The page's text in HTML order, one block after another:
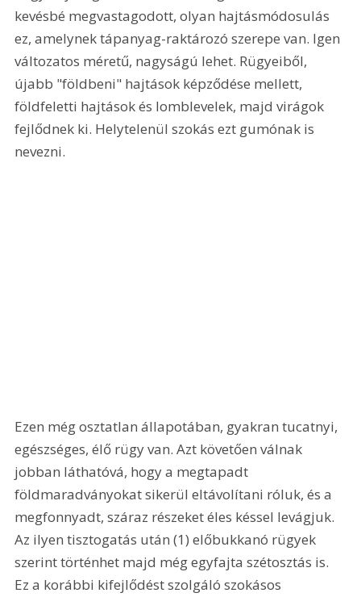
kevésbé megvastagodott, olyan hajtásmódosulás
ez, amelynek tápanyag-raktározó szerepe van. Igen
változatos méretű, nagyságú lehet. Rügyeiből,
újabb "földbeni" hajtások képződése mellett,
földfeletti hajtások és lomblevelek, majd virágok
fejlődnek ki. Helytelenül szokás ezt gumónak is
nevezni.
Ezen még osztatlan állapotában, gyakran tucatnyi,
egészséges, élő rügy van. Azt követően válnak
jobban láthatóvá, hogy a megtapadt
földmaradványokat sikerül eltávolítani róluk, és a
megfonnyadt, száraz részeket éles késsel levágjuk.
Az ilyen tisztogatás után (1) előbukkanó rügyek
szerint történhet majd még egyfajta szétosztás is.
Ez a korábbi kifejlődést szolgáló szokásos